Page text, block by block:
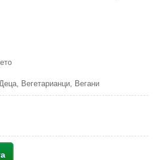
Вегетарианци, Вегани